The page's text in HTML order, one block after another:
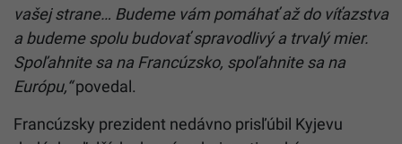
vašej strane… Budeme vám pomáhať až do víťazstva
a budeme spolu budovať spravodlivý a trvalý mier.
Spoľahnite sa na Francúzsko, spoľahnite sa na
Európu,“povedal.
Francúzsky prezident nedávno prisľúbil Kyjevu